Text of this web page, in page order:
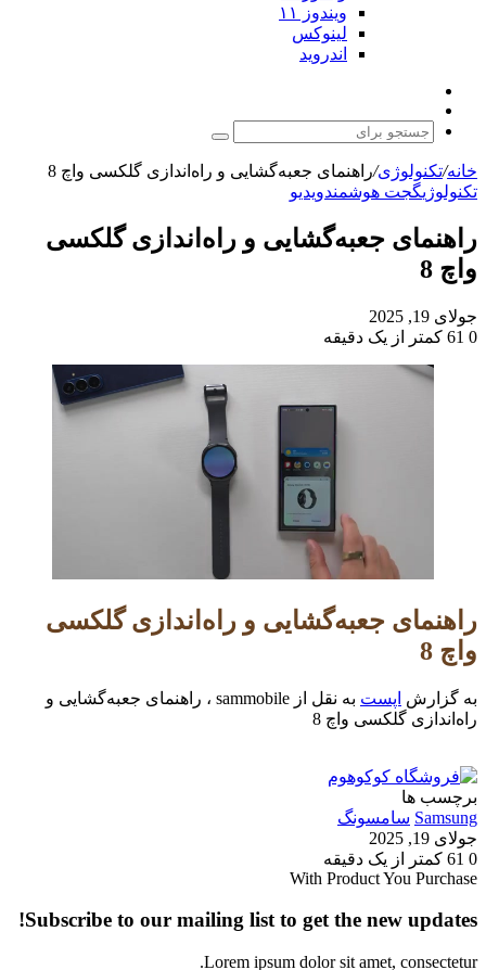
ویندوز ۱۱
لینوکس
اندروید
پوسته
جستجو
برای
خانه/تکنولوژی/راهنمای جعبه‌گشایی و راه‌اندازی گلکسی واچ 8
تکنولوژیگجت هوشمندویدیو
راهنمای جعبه‌گشایی و راه‌اندازی گلکسی
واچ 8
جولای 19, 2025
0
کمتر از یک دقیقه
راهنمای جعبه‌گشایی و راه‌اندازی گلکسی
واچ 8
به گزارش اپست
به نقل از sammobile ، راهنمای جعبه‌گشایی و
راه‌اندازی گلکسی واچ 8
برچسب ها
Samsung سامسونگ
جولای 19, 2025
0
کمتر از یک دقیقه
With Product You Purchase
Subscribe to our mailing list to get the new updates!
Lorem ipsum dolor sit amet, consectetur.